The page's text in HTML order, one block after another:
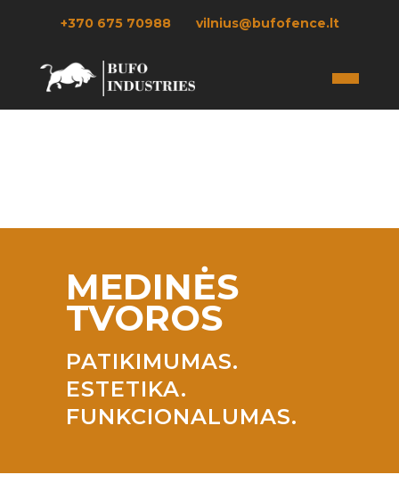
+370 675 70988 vilnius@bufofence.lt
MEDINĖS
TVOROS
PATIKIMUMAS.
ESTETIKA.
FUNKCIONALUMAS.